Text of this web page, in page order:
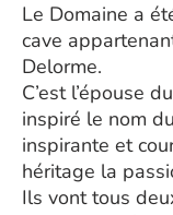
Le Domaine a
cave
Delorme.
C’est l’épouse
inspiré le nom
inspirante et
héritage la
Ils vont tous